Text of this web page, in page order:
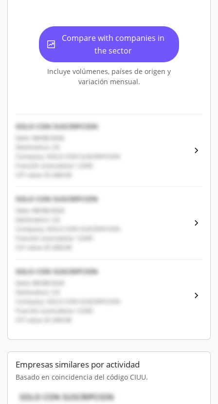
Compare with companies in
the sector
Incluye volúmenes, países de origen y
variación mensual.
SOLO CON SUSCRIPCION
Date: 08/08/2026
Destination: US
Company: SOLO CON SUSCRIPCION
Fracción arancelaria: 12345
CIF value: $1,000.00
SOLO CON SUSCRIPCION
Date: 08/08/2026
Destination: US
Company: SOLO CON SUSCRIPCION
Fracción arancelaria: 12345
CIF value: $1,000.00
SOLO CON SUSCRIPCION
Date: 08/08/2026
Destination: US
Company: SOLO CON SUSCRIPCION
Fracción arancelaria: 12345
CIF value: $1,000.00
Empresas similares por actividad
Basado en coincidencia del código CIUU.
SOLO CON SUSCRIPCION